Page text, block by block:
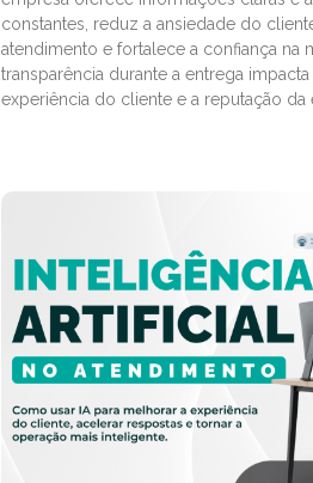
constantes, reduz a ansiedade do
atendimento e fortalece a confiança na
transparência durante a entrega
experiência do cliente e a reputação da